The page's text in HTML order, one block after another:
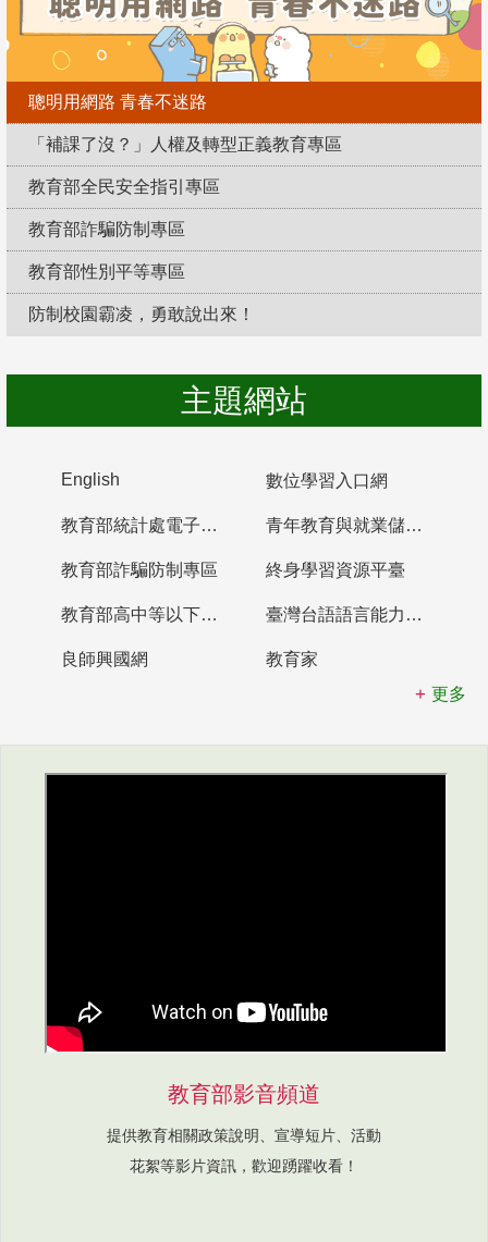
聰明用網路 青春不迷路
「補課了沒？」人權及轉型正義教育專區
教育部全民安全指引專區
教育部詐騙防制專區
教育部性別平等專區
防制校園霸凌，勇敢說出來！
主題網站
English 數位學習入口網
教育部統計處電子書櫃 青年教育與就業儲蓄帳戶
教育部詐騙防制專區 終身學習資源平臺
教育部高中等以下學校及幼兒園教師資格檢定考試 臺灣台語語言能力認證網站
良師興國網
教育家
更多
教育部影音頻道
提供教育相關政策說明、宣導短片、活動
花絮等影片資訊，歡迎踴躍收看！